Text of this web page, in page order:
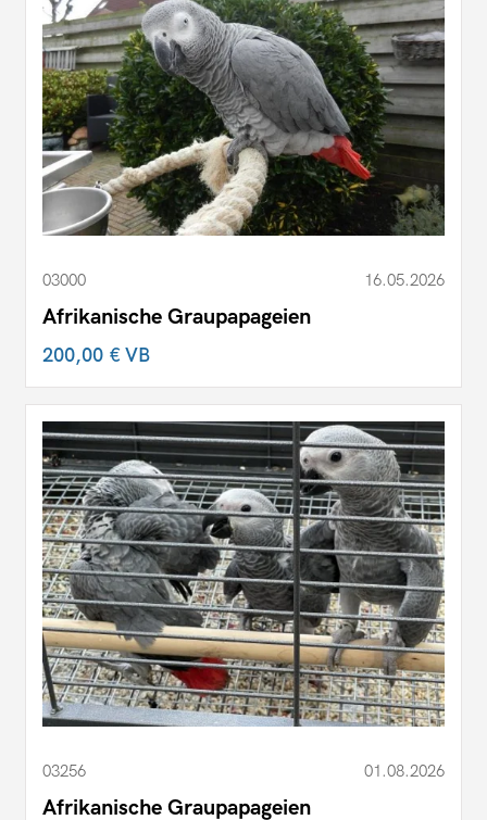
03000 16.05.2026
Afrikanische Graupapageien
200,00 €VB
03256 01.08.2026
Afrikanische Graupapageien